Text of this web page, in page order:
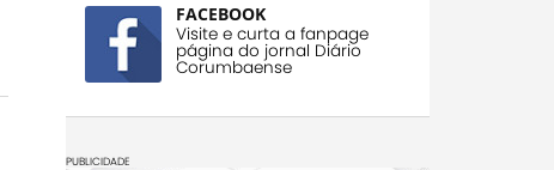
FACEBOOK
Visite e curta a fanpage
página do jornal Diário
Corumbaense
PUBLICIDADE